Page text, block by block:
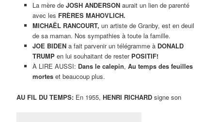
La mère de JOSH ANDERSONaurait un lien de parenté
avec les FRÈRES MAHOVLICH.
MICHAËL RANCOURT, un artiste de Granby, est en deuil
de sa maman. Nos sympathies à toute la famille.
JOE BIDENa fait parvenir un télégramme à DONALD
TRUMPen lui souhaitant de rester POSITIF!
À LIRE AUSSI: Dans le calepin, Au temps des feuilles
morteset beaucoup plus.
AU FIL DU TEMPS: En 1955,HENRI RICHARD signe son